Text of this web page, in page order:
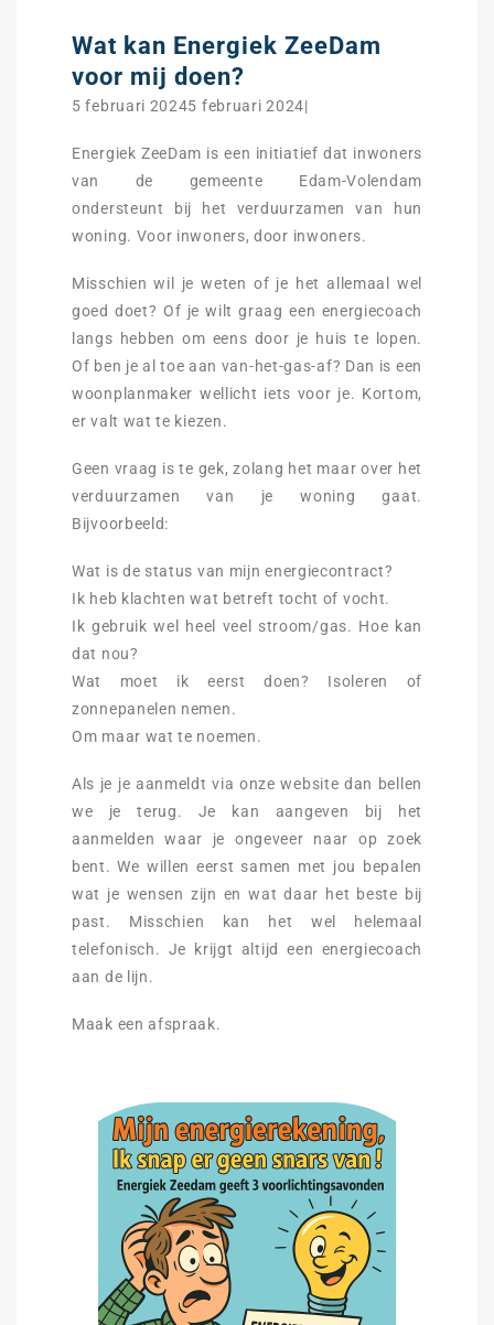
Wat kan Energiek ZeeDam
voor mij doen?
5 februari 20245 februari 2024|
Energiek ZeeDam is een initiatief dat inwoners
van de gemeente Edam-Volendam
ondersteunt bij het verduurzamen van hun
woning. Voor inwoners, door inwoners.
Misschien wil je weten of je het allemaal wel
goed doet? Of je wilt graag een energiecoach
langs hebben om eens door je huis te lopen.
Of ben je al toe aan van-het-gas-af? Dan is een
woonplanmaker wellicht iets voor je. Kortom,
er valt wat te kiezen.
Geen vraag is te gek, zolang het maar over het
verduurzamen van je woning gaat.
Bijvoorbeeld:
Wat is de status van mijn energiecontract?
Ik heb klachten wat betreft tocht of vocht.
Ik gebruik wel heel veel stroom/gas. Hoe kan
dat nou?
Wat moet ik eerst doen? Isoleren of
zonnepanelen nemen.
Om maar wat te noemen.
Als je je aanmeldt via onze website dan bellen
we je terug. Je kan aangeven bij het
aanmelden waar je ongeveer naar op zoek
bent. We willen eerst samen met jou bepalen
wat je wensen zijn en wat daar het beste bij
past. Misschien kan het wel helemaal
telefonisch. Je krijgt altijd een energiecoach
aan de lijn.
Maak een afspraak.